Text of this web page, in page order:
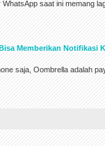
saat ini memang
Memberikan Notifikasi
saja, Oombrella adalah